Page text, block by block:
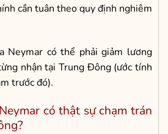
cần tuân theo quy định nghiêm
Neymar có thể phải giảm lương
nhận tại Trung Đông (ước tính
trước đó).
có thật sự chạm trán